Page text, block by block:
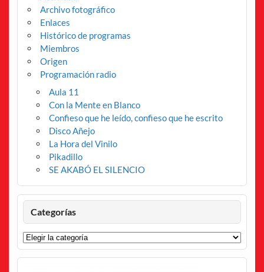
Archivo fotográfico
Enlaces
Histórico de programas
Miembros
Origen
Programación radio
Aula 11
Con la Mente en Blanco
Confieso que he leído, confieso que he escrito
Disco Añejo
La Hora del Vinilo
Pikadillo
SE AKABÓ EL SILENCIO
Categorías
Categorías